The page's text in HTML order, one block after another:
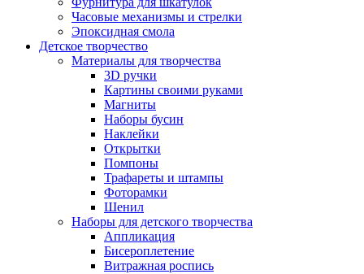
Часовые механизмы и стрелки
Эпоксидная смола
Детское творчество
Материалы для творчества
3D ручки
Картины своими руками
Магниты
Наборы бусин
Наклейки
Открытки
Помпоны
Трафареты и штампы
Фоторамки
Шенил
Наборы для детского творчества
Аппликация
Бисероплетение
Витражная роспись